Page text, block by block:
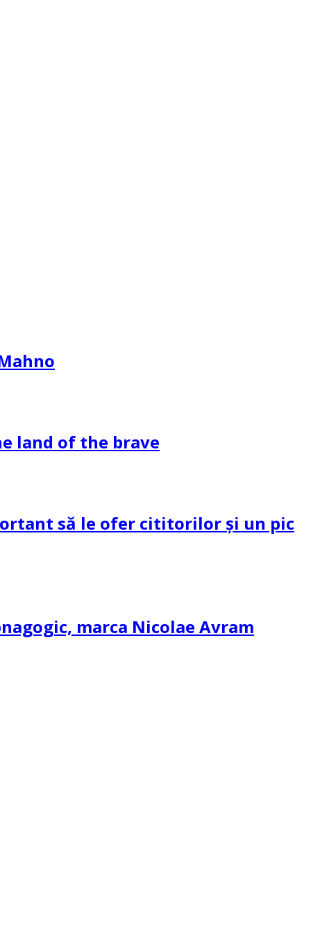
land of the brave
să le ofer cititorilor și un pic
marca Nicolae Avram